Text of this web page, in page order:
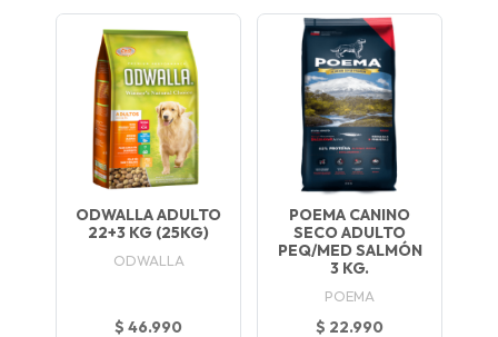
ODWALLA ADULTO
22+3 KG (25KG)
ODWALLA
$ 46.990
POEMA CANINO
SECO ADULTO
PEQ/MED SALMÓN
3 KG.
POEMA
$ 22.990